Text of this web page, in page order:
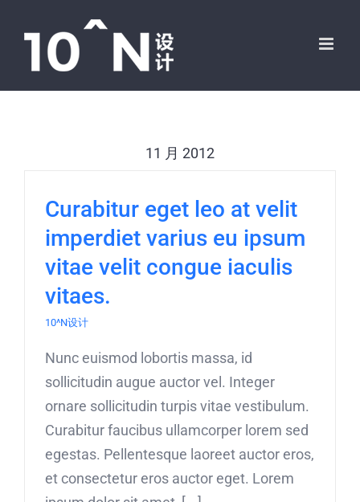
11 月 2012
Curabitur eget leo at velit
imperdiet varius eu ipsum
vitae velit congue iaculis
vitaes.
10^N设计
Nunc euismod lobortis massa, id
sollicitudin augue auctor vel. Integer
ornare sollicitudin turpis vitae vestibulum.
Curabitur faucibus ullamcorper lorem sed
egestas. Pellentesque laoreet auctor eros,
et consectetur eros auctor eget. Lorem